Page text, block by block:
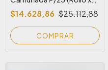
25 m)
$14.628,86 $25.112,88
COMPRAR